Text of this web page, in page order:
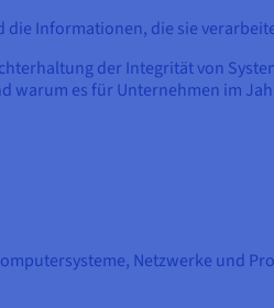
Informationen, die sie
der Integrität von
warum es für Unternehmen im
Netzwerke und